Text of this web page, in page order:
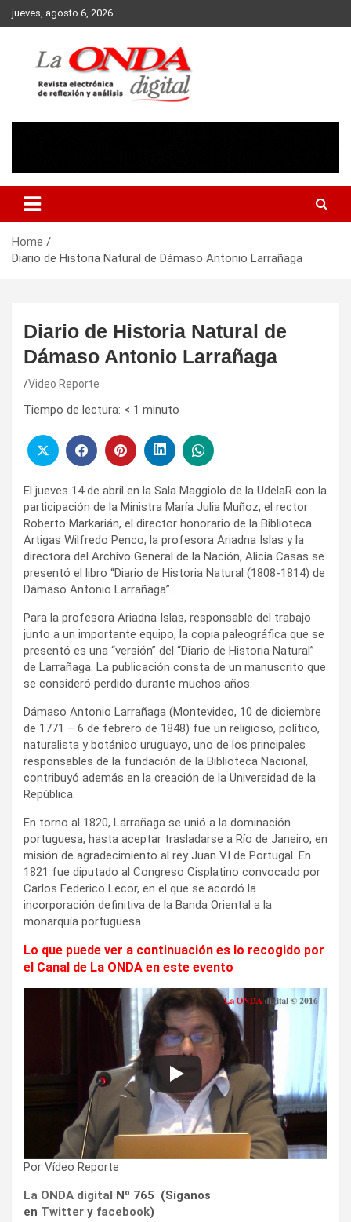
Skip
to
jueves, agosto 6, 2026
Home
Diario de Historia Natural de Dámaso Antonio Larrañaga
Diario de Historia Natural de
Dámaso Antonio Larrañaga
Video Reporte
Tiempo de lectura: < 1 minuto
El jueves 14 de abril en la Sala Maggiolo de la UdelaR con la
participación de la Ministra María Julia Muñoz, el rector
Roberto Markarián, el director honorario de la Biblioteca
Artigas Wilfredo Penco, la profesora Ariadna Islas y la
directora del Archivo General de la Nación, Alicia Casas se
presentó el libro “Diario de Historia Natural (1808-1814) de
Dámaso Antonio Larrañaga”.
Para la profesora Ariadna Islas, responsable del trabajo
junto a un importante equipo, la copia paleográfica que se
presentó es una “versión” del “Diario de Historia Natural”
de Larrañaga. La publicación consta de un manuscrito que
se consideró perdido durante muchos años.
Dámaso Antonio Larrañaga (Montevideo, 10 de diciembre
de 1771 – 6 de febrero de 1848) fue un religioso, político,
naturalista y botánico uruguayo, uno de los principales
responsables de la fundación de la Biblioteca Nacional,
contribuyó además en la creación de la Universidad de la
República.
En torno al 1820, Larrañaga se unió a la dominación
portuguesa, hasta aceptar trasladarse a Río de Janeiro, en
misión de agradecimiento al rey Juan VI de Portugal. En
1821 fue diputado al Congreso Cisplatino convocado por
Carlos Federico Lecor, en el que se acordó la
incorporación definitiva de la Banda Oriental a la
monarquía portuguesa.
Lo que puede ver a continuación es lo recogido por
el Canal de La ONDA en este evento
Por Vídeo Reporte
La ONDA digital Nº 765 (Síganos
en Twitter y facebook)